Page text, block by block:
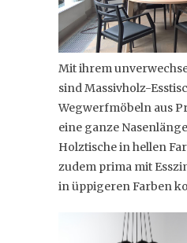
Mit ihrem
sind Massivholz-
Wegwerfmöbeln aus
eine ganze
Holztische in hellen
zudem prima mit
in üppigeren Farben